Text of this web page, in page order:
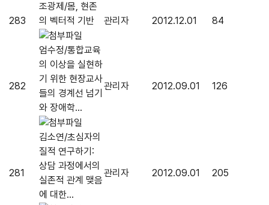
283
조광제/몸, 현존
의 벡터적 기반
관리자 2012.12.01 84
282
엄수정/통합교육
의 이상을 실현하
기 위한 현장교사
들의 경계선 넘기
와 장애학...
관리자 2012.09.01 126
281
김소연/초심자의
질적 연구하기:
상담 과정에서의
실존적 관계 맺음
에 대한...
관리자 2012.09.01 205